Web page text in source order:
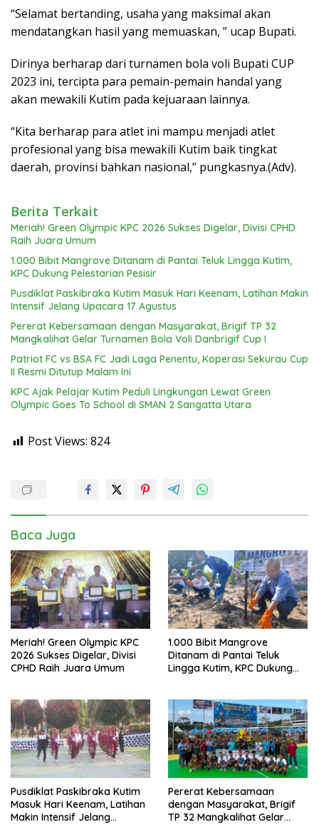
“Selamat bertanding, usaha yang maksimal akan
mendatangkan hasil yang memuaskan, ” ucap Bupati.
Dirinya berharap dari turnamen bola voli Bupati CUP
2023 ini, tercipta para pemain-pemain handal yang
akan mewakili Kutim pada kejuaraan lainnya.
“Kita berharap para atlet ini mampu menjadi atlet
profesional yang bisa mewakili Kutim baik tingkat
daerah, provinsi bahkan nasional,” pungkasnya.(Adv).
Berita Terkait
Meriah! Green Olympic KPC 2026 Sukses Digelar, Divisi CPHD
Raih Juara Umum
1.000 Bibit Mangrove Ditanam di Pantai Teluk Lingga Kutim,
KPC Dukung Pelestarian Pesisir
Pusdiklat Paskibraka Kutim Masuk Hari Keenam, Latihan Makin
Intensif Jelang Upacara 17 Agustus
Pererat Kebersamaan dengan Masyarakat, Brigif TP 32
Mangkalihat Gelar Turnamen Bola Voli Danbrigif Cup I
Patriot FC vs BSA FC Jadi Laga Penentu, Koperasi Sekurau Cup
II Resmi Ditutup Malam Ini
KPC Ajak Pelajar Kutim Peduli Lingkungan Lewat Green
Olympic Goes To School di SMAN 2 Sangatta Utara
Post Views: 824
Baca Juga
Meriah! Green Olympic KPC
2026 Sukses Digelar, Divisi
CPHD Raih Juara Umum
1.000 Bibit Mangrove
Ditanam di Pantai Teluk
Lingga Kutim, KPC Dukung
Pusdiklat Paskibraka Kutim
Masuk Hari Keenam, Latihan
Makin Intensif Jelang
Pererat Kebersamaan
dengan Masyarakat, Brigif
TP 32 Mangkalihat Gelar